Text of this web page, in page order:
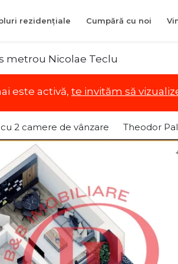
rezidențiale Cumpără cu noi
metrou Nicolae Teclu
este activă, te invităm să
2 camere de vânzare Theodor